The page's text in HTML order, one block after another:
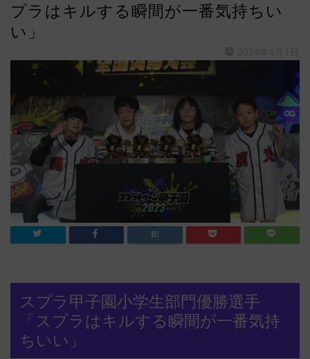
プラはキルする瞬間が一番気持ちい
い」
スプラ甲子園小学生部門優勝選手
「スプラはキルする瞬間が一番気持
ちいい」